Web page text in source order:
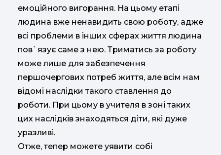
емоційного вигорання. На цьому етапі
людина вже ненавидить свою роботу, адже
всі проблеми в інших сферах життя людина
пов`язує саме з нею. Триматись за роботу
може лише для забезпечення
першочергових потреб життя, але всім нам
відомі наслідки такого ставлення до
роботи. При цьому в учителя в зоні таких
цих наслідків знаходяться діти, які дуже
уразливі.
Отже, тепер можете уявити собі